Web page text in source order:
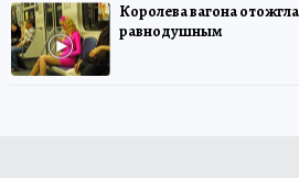
Королева вагона
равнодушным